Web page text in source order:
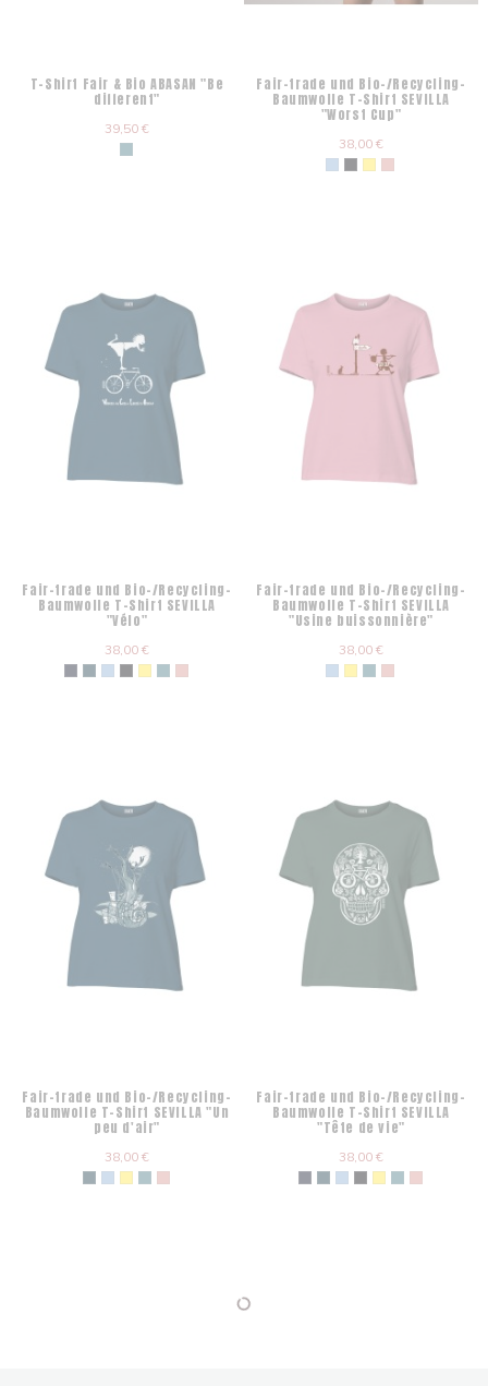
T-Shirt Fair & Bio ABASAN "Be
different"
39,50 €
Fair-trade und Bio-/Recycling-
Baumwolle T-Shirt SEVILLA
"Worst Cup"
38,00 €
Fair-trade und Bio-/Recycling-
Baumwolle T-Shirt SEVILLA
"Vélo"
38,00 €
Fair-trade und Bio-/Recycling-
Baumwolle T-Shirt SEVILLA
"Usine buissonnière"
38,00 €
Fair-trade und Bio-/Recycling-
Baumwolle T-Shirt SEVILLA "Un
peu d'air"
38,00 €
Fair-trade und Bio-/Recycling-
Baumwolle T-Shirt SEVILLA
"Tête de vie"
38,00 €